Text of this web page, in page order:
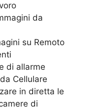
da
su Remoto
di allarme
Cellulare
in diretta le
di